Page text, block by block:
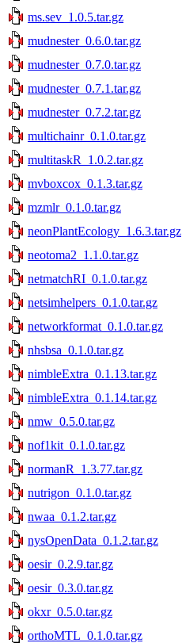
ms.sev_1.0.5.tar.gz
mudnester_0.6.0.tar.gz
mudnester_0.7.0.tar.gz
mudnester_0.7.1.tar.gz
mudnester_0.7.2.tar.gz
multichainr_0.1.0.tar.gz
multitaskR_1.0.2.tar.gz
mvboxcox_0.1.3.tar.gz
mzmlr_0.1.0.tar.gz
neonPlantEcology_1.6.3.tar.gz
neotoma2_1.1.0.tar.gz
netmatchRI_0.1.0.tar.gz
netsimhelpers_0.1.0.tar.gz
networkformat_0.1.0.tar.gz
nhsbsa_0.1.0.tar.gz
nimbleExtra_0.1.13.tar.gz
nimbleExtra_0.1.14.tar.gz
nmw_0.5.0.tar.gz
nof1kit_0.1.0.tar.gz
normanR_1.3.77.tar.gz
nutrigon_0.1.0.tar.gz
nwaa_0.1.2.tar.gz
nysOpenData_0.1.2.tar.gz
oesir_0.2.9.tar.gz
oesir_0.3.0.tar.gz
okxr_0.5.0.tar.gz
orthoMTL_0.1.0.tar.gz